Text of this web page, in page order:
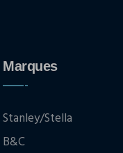
Marques
Stanley/Stella
B&C